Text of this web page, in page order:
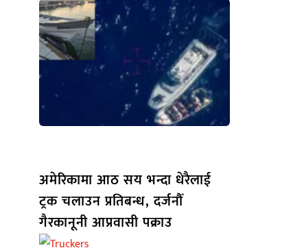
अमेरिकामा आठ सय भन्दा धेरैलाई
ट्रक चलाउन प्रतिबन्ध, दर्जनौँ
गैरकानूनी आप्रवासी पक्राउ